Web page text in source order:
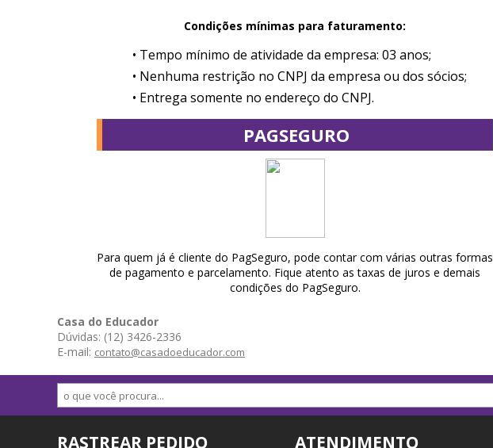
Condições mínimas para faturamento:
• Tempo mínimo de atividade da empresa: 03 anos;
• Nenhuma restrição no CNPJ da empresa ou dos sócios;
• Entrega somente no endereço do CNPJ.
PAGSEGURO
Para quem já é cliente do PagSeguro, pode contar com várias outras formas
de pagamento e parcelamento. Fique atento as taxas de juros e demais
condições do PagSeguro.
Casa do Educador
Dúvidas: (12) 3426-2336
E-mail: contato@casadoeducador.com
RASTREAR PEDIDO ATENDIMENTO